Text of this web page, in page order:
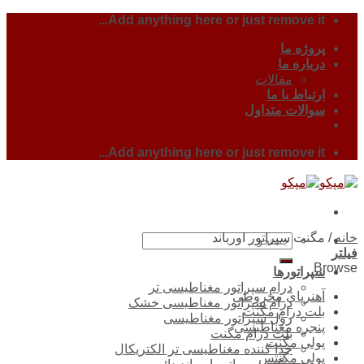
Skip
content
Add anything here or just remove it...
پروژه ما
درباره ما
مقالات
ارتباط با ما
سوالات متداول
Add anything here or just remove it...
جستجو
سپراتورها
درام سپراتور مغناطیسی تر
درام سپراتور مغناطیسی خشک
رول سپراتور مغناطیسی
بلت درام مگنت
جدا کننده مغناطیسی تر الکتریکال
خانه / مگنت سپراتور اورباند
فیلتر
Browse
آهنربای مخروطی
بلت درام مگنت
پنجره مغناطیسی
پولی مگنت
پولی مگنتس